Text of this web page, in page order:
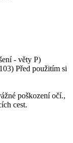
- věty P)
Před použitím si
poškození očí.,
cest.